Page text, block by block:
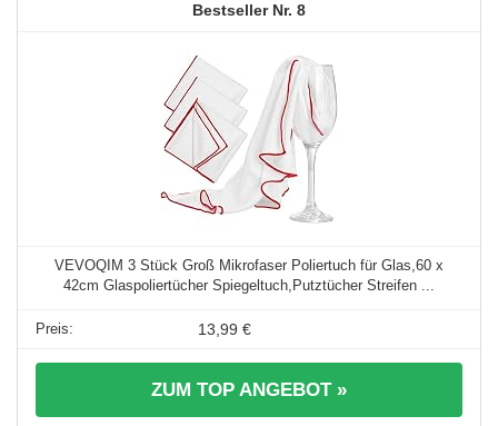
8
VEVOQIM 3 Stück Groß Mikrofaser Poliertuch für Glas,60 x
42cm Glaspoliertücher Spiegeltuch,Putztücher Streifen ...
13,99 €
ZUM TOP ANGEBOT »